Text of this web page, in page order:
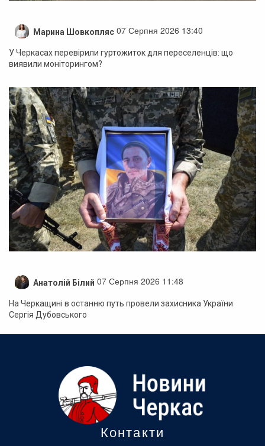
Марина Шовкопляс 07 Серпня 2026 13:40
У Черкасах перевірили гуртожиток для переселенців: що
виявили моніторингом?
Анатолій Білий 07 Серпня 2026 11:48
На Черкащині в останню путь провели захисника України
Сергія Дубовського
Контакти